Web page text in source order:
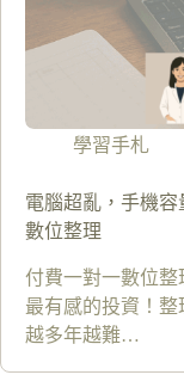
學習手札
電腦超亂，手機容
數位整理
付費一對一數位整
最有感的投資！
越多年越難…